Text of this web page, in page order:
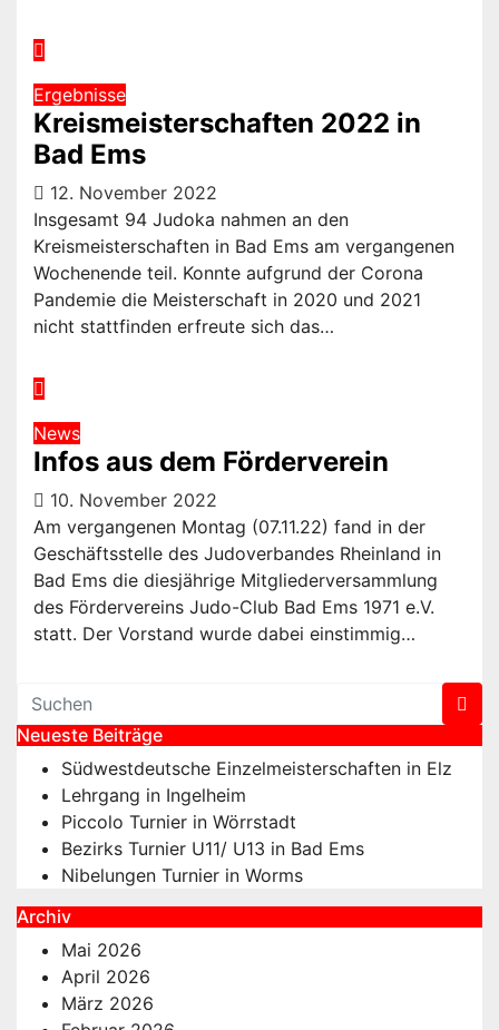
Ergebnisse
Kreismeisterschaften 2022 in
Bad Ems
12. November 2022
Insgesamt 94 Judoka nahmen an den
Kreismeisterschaften in Bad Ems am vergangenen
Wochenende teil. Konnte aufgrund der Corona
Pandemie die Meisterschaft in 2020 und 2021
nicht stattfinden erfreute sich das…
News
Infos aus dem Förderverein
10. November 2022
Am vergangenen Montag (07.11.22) fand in der
Geschäftsstelle des Judoverbandes Rheinland in
Bad Ems die diesjährige Mitgliederversammlung
des Fördervereins Judo-Club Bad Ems 1971 e.V.
statt. Der Vorstand wurde dabei einstimmig…
Neueste Beiträge
Südwestdeutsche Einzelmeisterschaften in Elz
Lehrgang in Ingelheim
Piccolo Turnier in Wörrstadt
Bezirks Turnier U11/ U13 in Bad Ems
Nibelungen Turnier in Worms
Archiv
Mai 2026
April 2026
März 2026